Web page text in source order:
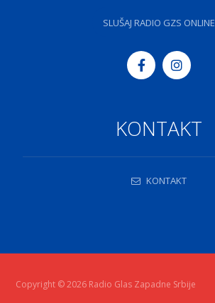
SLUŠAJ RADIO GZS ONLINE
KONTAKT
KONTAKT
Copyright © 2026 Radio Glas Zapadne Srbije